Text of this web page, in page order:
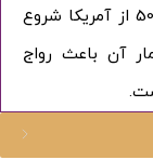
با وجود اینکه استفاده از پروتز مو از دهه 50 از آمریکا شروع
آن باعث رواج